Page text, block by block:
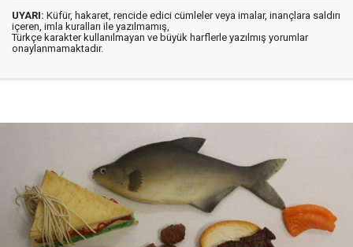
UYARI: Küfür, hakaret, rencide edici cümleler veya imalar, inançlara saldırı
içeren, imla kuralları ile yazılmamış,
Türkçe karakter kullanılmayan ve büyük harflerle yazılmış yorumlar
onaylanmamaktadır.